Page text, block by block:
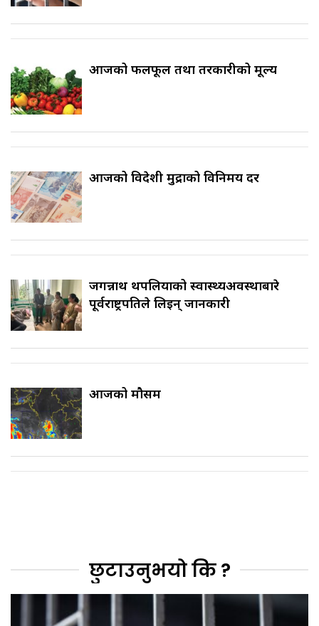
आजको फलफूल तथा तरकारीको मूल्य
आजको विदेशी मुद्राको विनिमय दर
जगन्नाथ थपलियाको स्वास्थ्यअवस्थाबारे
पूर्वराष्ट्रपतिले लिइन् जानकारी
आजको मौसम
छुटाउनुभयो कि ?